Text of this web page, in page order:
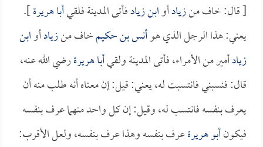
[ قال: خاف منزيادأوابن زيادفأتى المدينة فلقيأبا هريرة].
يعني: هذا الرجل الذي هوأنس بن حكيمخاف منزيادأوابن
زيادأمير من الأمراء، فأتى المدينة ولقيأبا هريرةرضي الله عنه،
قال: فنسبني فانتسبت له، يعني: قيل: إن معناه أنه طلب منه أن
يعرف بنفسه فانتسب له، وقيل: إن كل واحد منهما عرف بنفسه
فيكونأبو هريرةعرف بنفسه وهذا عرف بنفسه، ولعل الأقرب: